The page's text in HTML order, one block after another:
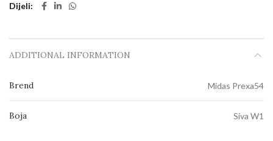
Dijeli
ADDITIONAL INFORMATION
Brend Midas Prexa54
Boja Siva W1